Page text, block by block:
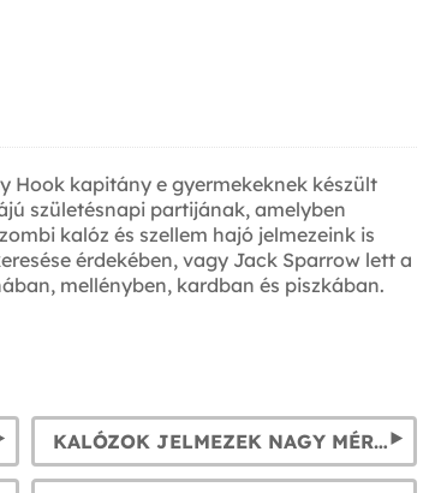
Hook kapitány e gyermekeknek készült
születésnapi partijának, amelyben
kalóz és szellem hajó jelmezeink is
érdekében, vagy Jack Sparrow lett a
mellényben, kardban és piszkában.
KALÓZOK JELMEZEK NAGY MÉRET